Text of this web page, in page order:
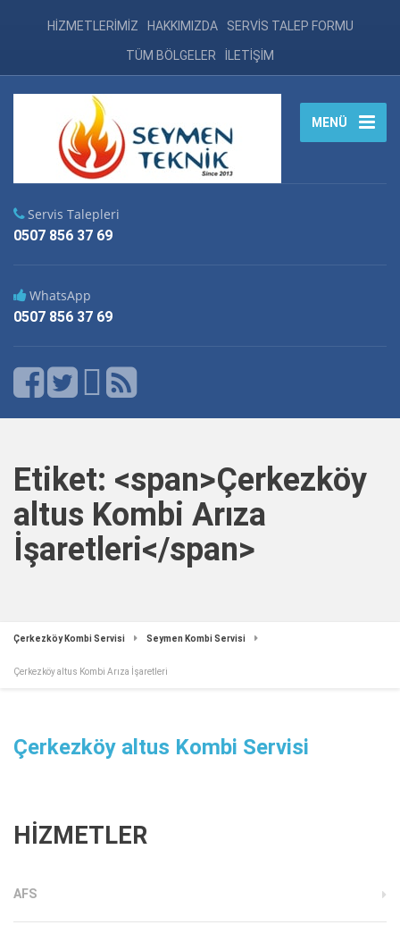
HİZMETLERİMİZ HAKKIMIZDA SERVİS TALEP FORMU
TÜM BÖLGELER İLETİŞİM
MENÜ
Servis Talepleri
0507 856 37 69
WhatsApp
0507 856 37 69
Etiket: <span>Çerkezköy
altus Kombi Arıza
İşaretleri</span>
Çerkezköy Kombi Servisi Seymen Kombi Servisi
Çerkezköy altus Kombi Arıza İşaretleri
Çerkezköy altus Kombi Servisi
HİZMETLER
AFS